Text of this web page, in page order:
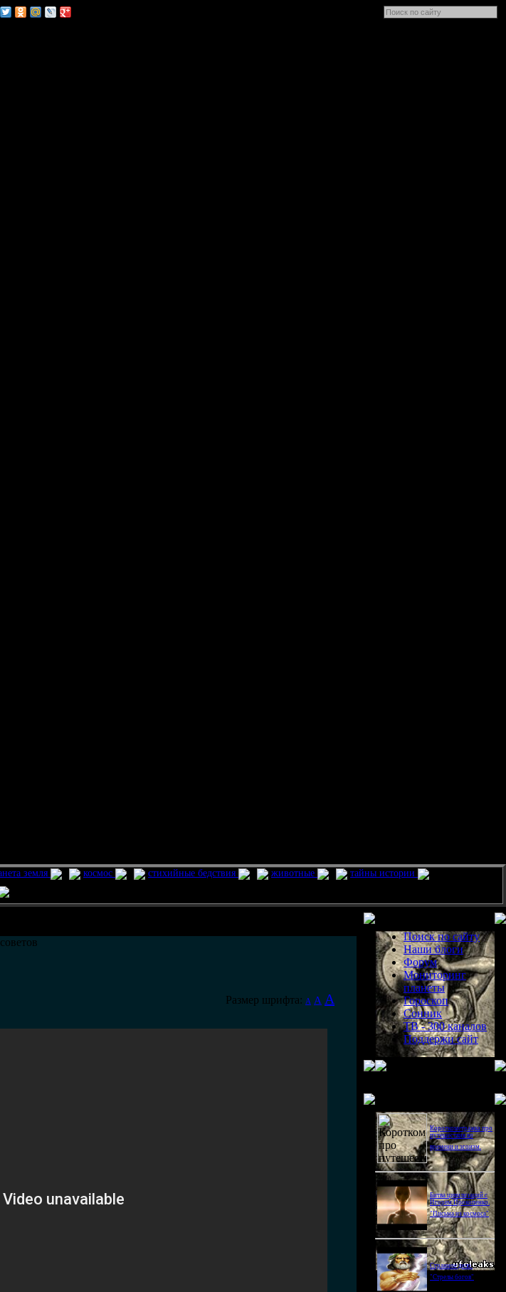
земля космос стихийные бедствия животные
тайны истории
Размер шрифта: A A A
Поиск по сайту
Наши блоги
Форум
Мониторинг
планеты
Гороскоп
Сонник
ТВ - 300 каналов
Поддержи сайт
Короткометражка про
путешествия во
времени и эгоизм.
Битва цивилизаций с
Игорем Прокопенко.
"Письма из космоса"
Странное дело.
"Стрелы богов"